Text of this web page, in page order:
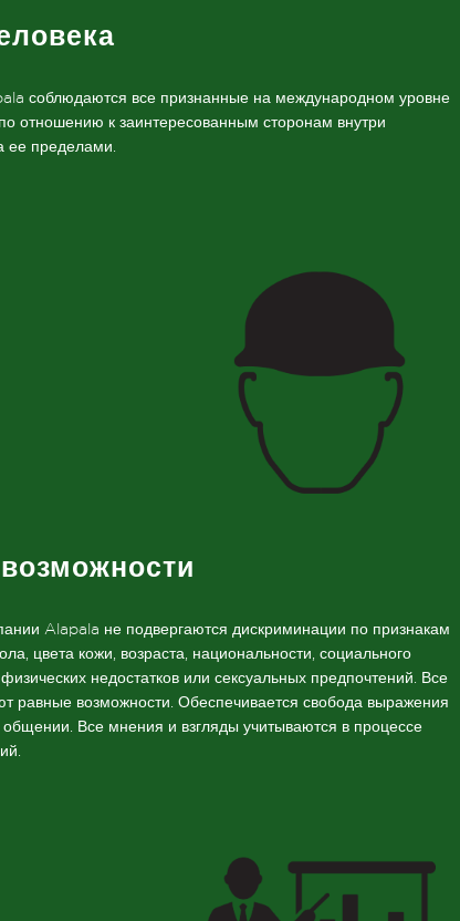
соблюдаются все признанные на международном уровне
отношению к заинтересованным сторонам внутри
ее пределами.
Alapala не подвергаются дискриминации по признакам
цвета кожи, возраста, национальности, социального
недостатков или сексуальных предпочтений. Все
равные возможности. Обеспечивается свобода выражения
общении. Все мнения и взгляды учитываются в процессе